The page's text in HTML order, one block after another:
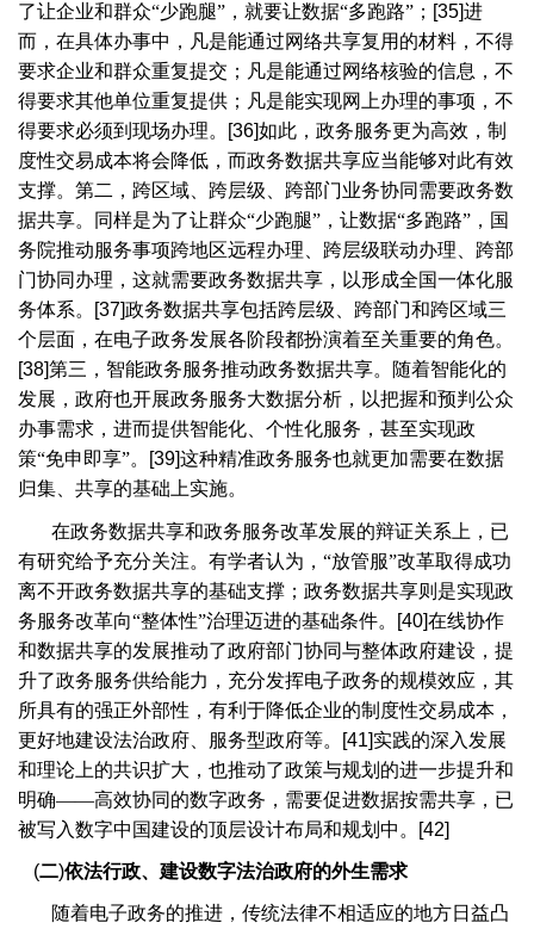
了让企业和群众“少跑腿”，就要让数据“多跑路”； [35]进
而，在具体办事中，凡是能通过网络共享复用的材料，不得
要求企业和群众重复提交；凡是能通过网络核验的信息，不
得要求其他单位重复提供；凡是能实现网上办理的事项，不
得要求必须到现场办理。
[36]如此，政务服务更为高效，制
度性交易成本将会降低，而政务数据共享应当能够对此有效
支撑。第二，跨区域、跨层级、跨部门业务协同需要政务数
据共享。同样是为了让群众“少跑腿”，让数据“多跑路”，国
务院推动服务事项跨地区远程办理、跨层级联动办理、跨部
门协同办理，这就需要政务数据共享，以形成全国一体化服
务体系。
[37]政务数据共享包括跨层级、跨部门和跨区域三
个层面，在电子政务发展各阶段都扮演着至关重要的角色。
[38]第三，智能政务服务推动政务数据共享。随着智能化的
发展，政府也开展政务服务大数据分析，以把握和预判公众
办事需求，进而提供智能化、个性化服务，甚至实现政
策“免申即享”。
[39]这种精准政务服务也就更加需要在数据
归集、共享的基础上实施。
在政务数据共享和政务服务改革发展的辩证关系上，已
有研究给予充分关注。有学者认为，“放管服”改革取得成功
离不开政务数据共享的基础支撑；政务数据共享则是实现政
务服务改革向“整体性”治理迈进的基础条件。
[40]在线协作
和数据共享的发展推动了政府部门协同与整体政府建设，提
升了政务服务供给能力，充分发挥电子政务的规模效应，其
所具有的强正外部性，有利于降低企业的制度性交易成本，
更好地建设法治政府、服务型政府等。
[41]实践的深入发展
和理论上的共识扩大，也推动了政策与规划的进一步提升和
明确——高效协同的数字政务，需要促进数据按需共享，已
被写入数字中国建设的顶层设计布局和规划中。
[42]
(二)依法行政、建设数字法治政府的外生需求
随着电子政务的推进，传统法律不相适应的地方日益凸